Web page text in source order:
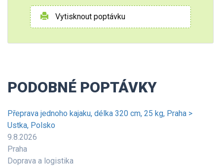
Vytisknout poptávku
PODOBNÉ POPTÁVKY
Přeprava jednoho kajaku, délka 320 cm, 25 kg, Praha >
Ustka, Polsko
9.8.2026
Praha
Doprava a logistika